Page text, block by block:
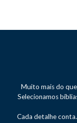
Muito mais do
Selecionamos
Cada detalhe